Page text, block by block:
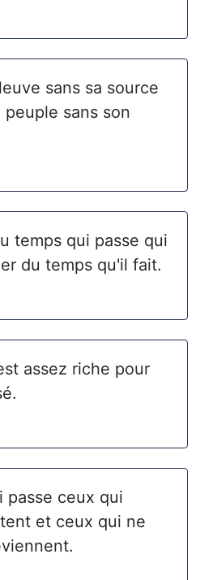
sans sa source
sans son
temps qui passe qui
du temps qu'il fait.
assez riche pour
passe ceux qui
et ceux qui ne